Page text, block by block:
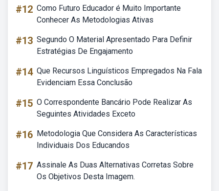
#12 Como Futuro Educador é Muito Importante
Conhecer As Metodologias Ativas
#13 Segundo O Material Apresentado Para Definir
Estratégias De Engajamento
#14 Que Recursos Linguísticos Empregados Na Fala
Evidenciam Essa Conclusão
#15 O Correspondente Bancário Pode Realizar As
Seguintes Atividades Exceto
#16 Metodologia Que Considera As Características
Individuais Dos Educandos
#17 Assinale As Duas Alternativas Corretas Sobre
Os Objetivos Desta Imagem.